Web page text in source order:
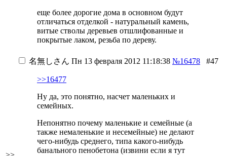
еще более дорогие дома в основном будут
отличаться отделкой - натуральный камень,
витые стволы деревьев отшлифованные и
покрытые лаком, резьба по дереву.
名無しさん Пн 13 февраля 2012 11:18:38 №16478 #47
>>16477
Ну да, это понятно, насчет маленьких и
семейных.
Непонятно почему маленькие и семейные (а
также немаленькие и несемейные) не делают
чего-нибудь среднего, типа какого-нибудь
банального пенобетона (извини если я тут